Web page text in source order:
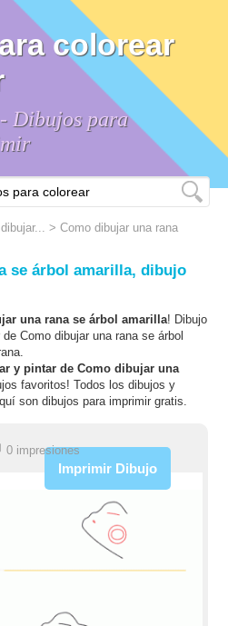
colorear
- Dibujos para
>Como dibujar una rana
se árbol amarilla, dibujo
una rana se árbol amarilla! Dibujo
Como dibujar una rana se árbol
y pintar de Como dibujar una
favoritos! Todos los dibujos y
son dibujos para imprimir gratis.
0 impresiones
Imprimir Dibujo